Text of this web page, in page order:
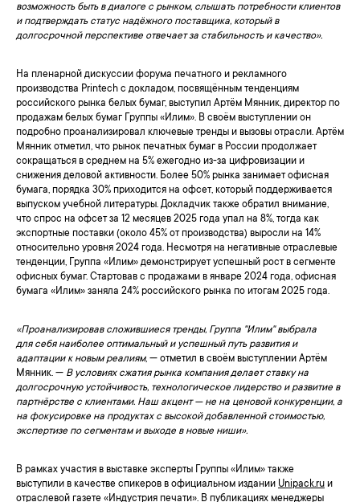
возможность быть в диалоге с рынком, слышать потребности клиентов
и подтверждать статус надёжного поставщика, который в
долгосрочной перспективе отвечает за стабильность и качество».
На пленарной дискуссии форума печатного и рекламного
производства Printech с докладом, посвящённым тенденциям
российского рынка белых бумаг, выступил Артём Мянник, директор по
продажам белых бумаг Группы «Илим». В своём выступлении он
подробно проанализировал ключевые тренды и вызовы отрасли. Артём
Мянник отметил, что рынок печатных бумаг в России продолжает
сокращаться в среднем на 5% ежегодно из-за цифровизации и
снижения деловой активности. Более 50% рынка занимает офисная
бумага, порядка 30% приходится на офсет, который поддерживается
выпуском учебной литературы. Докладчик также обратил внимание,
что спрос на офсет за 12 месяцев 2025 года упал на 8%, тогда как
экспортные поставки (около 45% от производства) выросли на 14%
относительно уровня 2024 года. Несмотря на негативные отраслевые
тенденции, Группа «Илим» демонстрирует успешный рост в сегменте
офисных бумаг. Стартовав с продажами в январе 2024 года, офисная
бумага «Илим» заняла 24% российского рынка по итогам 2025 года.
«Проанализировав сложившиеся тренды, Группа "Илим" выбрала
для себя наиболее оптимальный и успешный путь развития и
адаптации к новым реалиям, — отметил в своём выступлении Артём
Мянник. — В условиях сжатия рынка компания делает ставку на
долгосрочную устойчивость, технологическое лидерство и развитие в
партнёрстве с клиентами. Наш акцент — не на ценовой конкуренции, а
на фокусировке на продуктах с высокой добавленной стоимостью,
экспертизе по сегментам и выходе в новые ниши».
В рамках участия в выставке эксперты Группы «Илим» также
выступили в качестве спикеров в официальном издании Unipack.ru и
отраслевой газете «Индустрия печати». В публикациях менеджеры